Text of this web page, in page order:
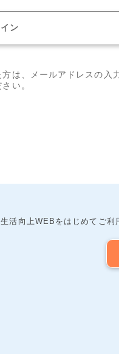
ン
は、メールアドレスの入
い。
生活向上WEBをはじめてご利